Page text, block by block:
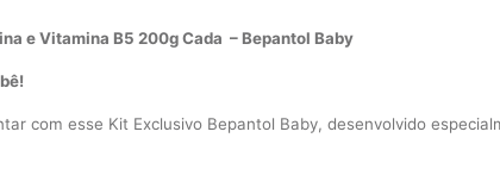
e Vitamina B5 200g Cada – Bepantol Baby
com esse Kit Exclusivo Bepantol Baby, desenvolvido